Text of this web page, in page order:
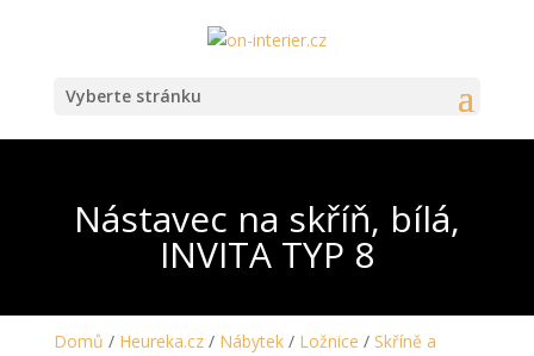
Vyberte stránku
Nástavec na skříň, bílá,
INVITA TYP 8
Domů / Heureka.cz/ Nábytek/ Ložnice / Skříně a